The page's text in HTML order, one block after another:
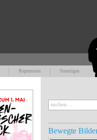
Repression Sonstiges
Bewegte